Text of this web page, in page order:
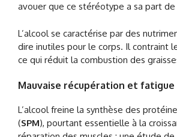
avouer que ce stéréotype a sa part
L’alcool se caractérise par des
dire inutiles pour le corps. Il contraint
ce qui réduit la combustion des
Mauvaise récupération et fatigue
L’alcool freine la synthèse des
(SPM), pourtant essentielle à la